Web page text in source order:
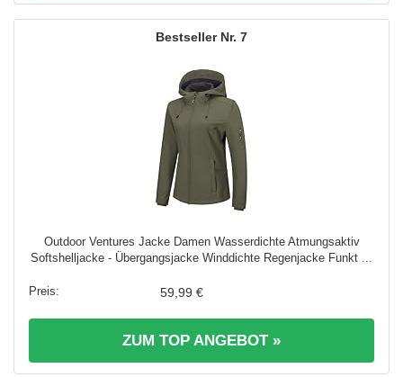
7
Outdoor Ventures Jacke Damen Wasserdichte Atmungsaktiv
Softshelljacke - Übergangsjacke Winddichte Regenjacke Funkt ...
59,99 €
ZUM TOP ANGEBOT »